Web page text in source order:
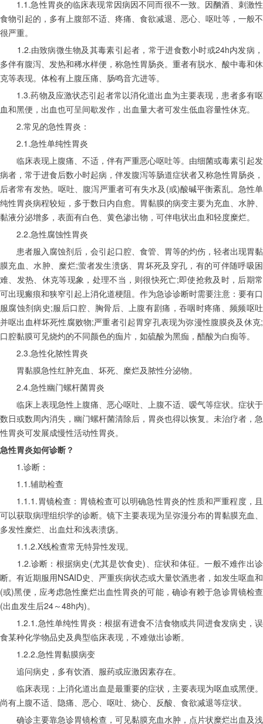
1.1.急性胃炎的临床表现常因病因不同而很不一致。因酗酒、刺激性
食物引起的，多有上腹部不适、疼痛、食欲减退、恶心、呕吐等，一般不
很严重。
1.2.由致病微生物及其毒素引起者，常于进食数小时或24h内发病，
多伴有腹泻、发热和稀水样便，称急性胃肠炎。重者有脱水、酸中毒和休
克等表现。体检有上腹压痛、肠鸣音亢进等。
1.3.药物及应激状态引起者常以消化道出血为主要表现，患者多有呕
血和黑便，出血也可呈间歇发作，出血量大者可发生低血容量性休克。
2.常见的急性胃炎：
2.1.急性单纯性胃炎
临床表现上腹痛、不适，伴有严重恶心呕吐等。由细菌或毒素引起发
病者，常于进食后数小时起病，伴发腹泻等肠道症状者又称急性胃肠炎，
后者常有发热。呕吐、腹泻严重者可有失水及(或)酸碱平衡紊乱。急性单
纯性胃炎病程较短，多于数日内自愈。胃黏膜的病变主要为充血、水肿、
黏液分泌增多，表面有白色、黄色渗出物，可伴电状出血和轻度糜烂。
2.2.急性腐蚀性胃炎
患者服入腐蚀剂后，会引起口腔、食管、胃等的灼伤，轻者出现胃黏
膜充血、水肿、糜烂;萤者发生溃疡、胃坏死及穿孔，有的可伴随呼吸困
难、发热、休克等现象，处理不当，则很快死亡;即使抢救及时，后期常
可出现瘢痕和狭窄引起上消化道梗阻。作为急诊诊断时需要注意：要有口
服腐蚀剂病史;服后口腔、胸骨后、上腹有剧痛，吞咽时疼痛、频频呕吐
并呕出血样坏死性腐败物;严重者引起胃穿孔表现为弥漫性腹膜炎及休克;
口腔黏膜可见烧灼的不同颜色的痂片，如硫酸为黑痂，醋酸为白痴等。
2.3.急性化脓性胃炎
胃黏膜急性红肿充血、坏死、糜烂及脓性分泌物。
2.4.急性幽门螺杆菌胃炎
临床上表现急性上腹痛、恶心呕吐、上腹不适、嗳气等症状。症状于
数日或数周内消失，幽门螺杆菌清除后，胃炎也得以恢复。未治疗者，急
性胃炎可发展成慢性活动性胃炎。
急性胃炎如何诊断？
1.诊断：
1.1.辅助检查
1.1.1.胃镜检查：胃镜检查可以明确急性胃炎的性质和严重程度，且
可以获取病理组织学的诊断。镜下主要表现为呈弥漫分布的胃黏膜充血、
多发性糜烂、出血灶和浅表溃疡。
1.1.2.X线检查常无特异性发现。
1.2.诊断：根据病史(尤其是饮食史)、症状和体征。一般不难作出诊
断。有近期服用NSAID史、严重疾病状态或大量饮酒患者，如发生呕血和
(或)黑便，应考虑急性糜烂出血性胃炎的可能，确诊有赖于急诊胃镜检查
(出血发生后24～48h内)。
1.2.1.急性单纯性胃炎：根据有进食不洁食物或共同进食发病史，误
食某种化学物品史及典型临床表现，不难做出诊断。
1.2.2.急性胃黏膜病变
追问病史，多有饮酒、服药或应激因素存在。
临床表现：上消化道出血是最重要的症状，主要表现为呕血或黑便。
尚有上腹不适、隐痛、恶心、呕吐、烧心、反酸、食欲减退等症状。
确诊主要靠急诊胃镜检查，可见黏膜充血水肿，点片状糜烂出血及浅